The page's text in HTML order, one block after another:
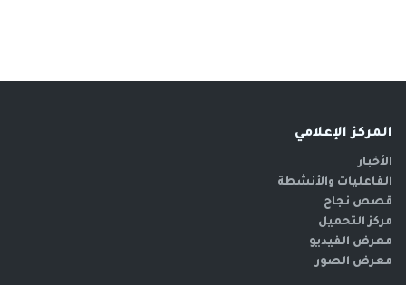
المركز الإعلامي
الأخبار
الفاعليات والأنشطة
قصص نجاح
مركز التحميل
معرض الفيديو
معرض الصور